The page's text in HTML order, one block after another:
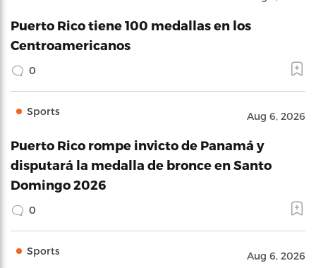
Puerto Rico tiene 100 medallas en los
Centroamericanos
0
Sports Aug 6, 2026
Puerto Rico rompe invicto de Panamá y
disputará la medalla de bronce en Santo
Domingo 2026
0
Sports Aug 6, 2026